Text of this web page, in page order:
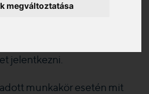
megváltoztatása
meg, ha tapasztalataid és
jelentkezni.
munkakör esetén mit